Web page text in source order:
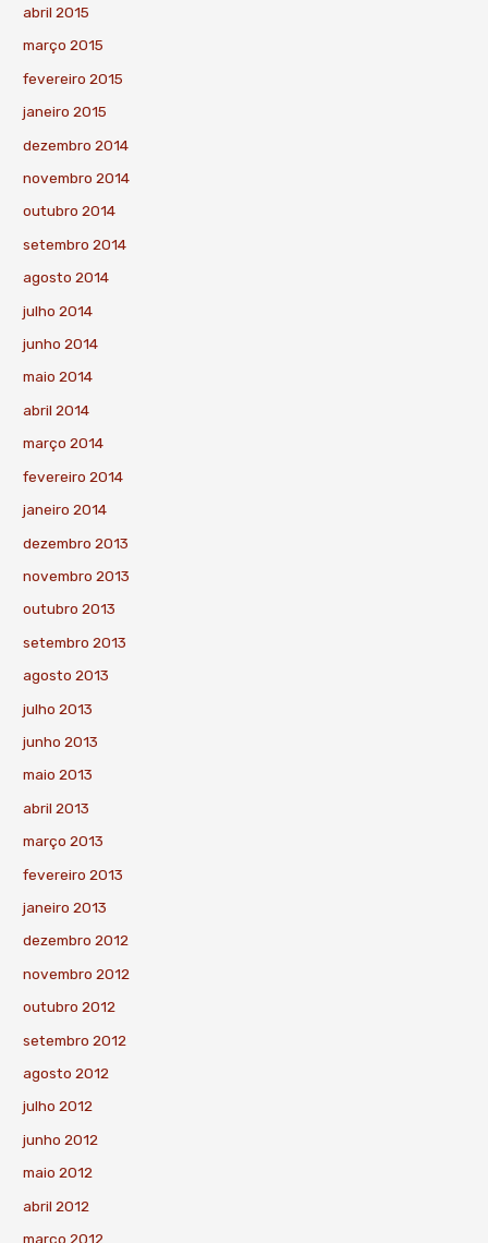
abril 2015
março 2015
fevereiro 2015
janeiro 2015
dezembro 2014
novembro 2014
outubro 2014
setembro 2014
agosto 2014
julho 2014
junho 2014
maio 2014
abril 2014
março 2014
fevereiro 2014
janeiro 2014
dezembro 2013
novembro 2013
outubro 2013
setembro 2013
agosto 2013
julho 2013
junho 2013
maio 2013
abril 2013
março 2013
fevereiro 2013
janeiro 2013
dezembro 2012
novembro 2012
outubro 2012
setembro 2012
agosto 2012
julho 2012
junho 2012
maio 2012
abril 2012
março 2012